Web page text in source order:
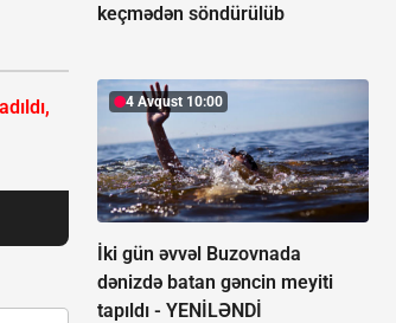
keçmədən söndürülüb
4 Avqust 10:00
İki gün əvvəl Buzovnada
dənizdə batan gəncin meyiti
tapıldı - YENİLƏNDİ